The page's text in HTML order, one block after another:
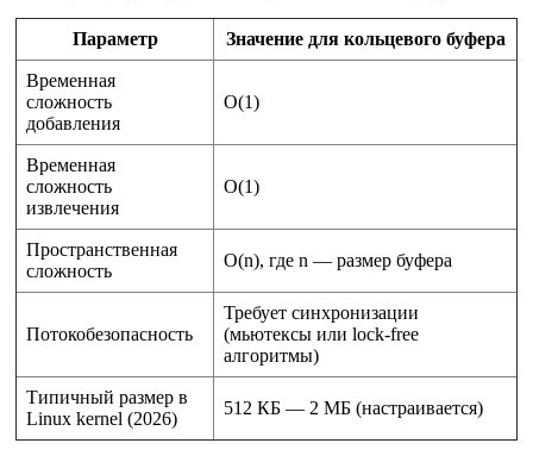
Параметр Значение для кольцевого буфера
Временная
сложность
добавления
O(1)
Временная
сложность
извлечения
O(1)
Пространственная
сложность
O(n), где n — размер буфера
Потокобезопасность
Требует синхронизации
(мьютексы или lock-free
алгоритмы)
Типичный размер в
Linux kernel (2026)
512 КБ — 2 МБ (настраивается)